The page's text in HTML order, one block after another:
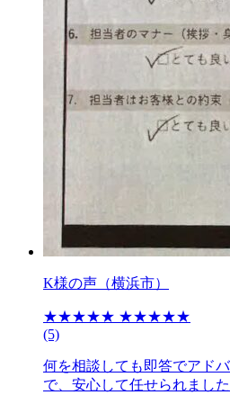
K様の声（横浜市）
★★★★★ ★★★★★
(5)
何を相談しても即答でアド
で、安心して任せられまし